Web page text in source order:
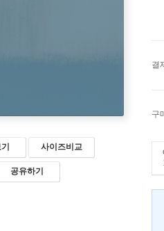
사이즈비교
공유하기
결
구